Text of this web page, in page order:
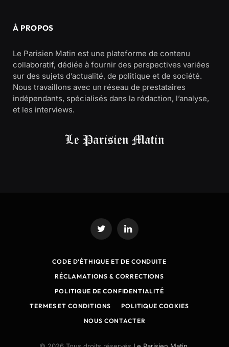
À PROPOS
Le Parisien Matin est une plateforme de contenu
collaboratif, dédiée à fournir des perspectives variées
sur des sujets d’actualité, de politique et de société.
Nous travaillons avec un réseau de prestataires
indépendants, spécialisés dans la rédaction, l’analyse,
et les interviews.
Twitter LinkedIn
CODE D’ÉTHIQUE ET DE CONDUITE
RÉCLAMATIONS & CORRECTIONS
POLITIQUE DE CONFIDENTIALITÉ
TERMES ET CONDITIONS
POLITIQUE COOKIES
NOUS CONTACTER